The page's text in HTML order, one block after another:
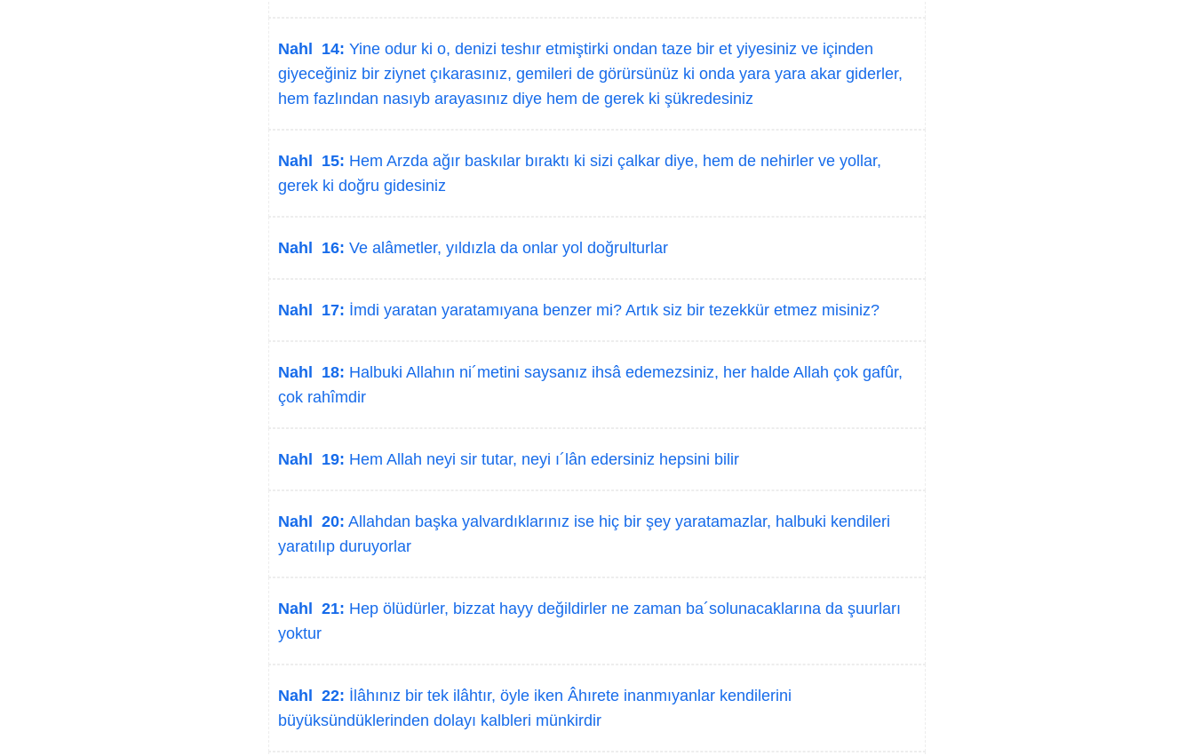
Nahl 14: Yine odur ki o, denizi teshır etmiştirki ondan taze bir et yiyesiniz ve içinden
giyeceğiniz bir ziynet çıkarasınız, gemileri de görürsünüz ki onda yara yara akar giderler,
hem fazlından nasıyb arayasınız diye hem de gerek ki şükredesiniz
Nahl 15: Hem Arzda ağır baskılar bıraktı ki sizi çalkar diye, hem de nehirler ve yollar,
gerek ki doğru gidesiniz
Nahl 16: Ve alâmetler, yıldızla da onlar yol doğrulturlar
Nahl 17: İmdi yaratan yaratamıyana benzer mi? Artık siz bir tezekkür etmez misiniz?
Nahl 18: Halbuki Allahın ni´metini saysanız ihsâ edemezsiniz, her halde Allah çok gafûr,
çok rahîmdir
Nahl 19: Hem Allah neyi sir tutar, neyi ı´lân edersiniz hepsini bilir
Nahl 20: Allahdan başka yalvardıklarınız ise hiç bir şey yaratamazlar, halbuki kendileri
yaratılıp duruyorlar
Nahl 21: Hep ölüdürler, bizzat hayy değildirler ne zaman ba´solunacaklarına da şuurları
yoktur
Nahl 22: İlâhınız bir tek ilâhtır, öyle iken Âhırete inanmıyanlar kendilerini
büyüksündüklerinden dolayı kalbleri münkirdir